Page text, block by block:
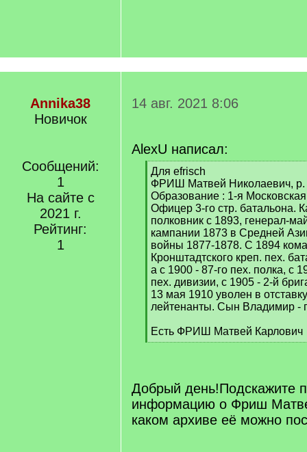
Annika38
Новичок
Сообщений:
1
На сайте с
2021 г.
Рейтинг:
1
14 авг. 2021 8:06
AlexU написал:
[
q
]
Для efrisch
ФРИШ Матвей Николаевич, р.
Образование : 1-я
Офицер 3-го стр. батальона.
полковник с 1893, генерал-
кампании 1873 в Средней
войны 1877-1878. С 1894
Кронштадтского креп. пех.
а с 1900 - 87-го пех. полка, с
пех. дивизии, с 1905 - 2-й
13 мая 1910 уволен в
лейтенанты. Сын Владимир -
Есть ФРИШ Матвей Карлович
[
]
Добрый день!Подскажите
информацию о Фриш
каком архиве её можно